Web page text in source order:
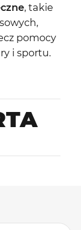
, takie
pomocy
i sportu.